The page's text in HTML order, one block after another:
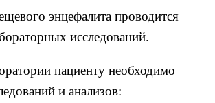
энцефалита проводится
исследований.
пациенту необходимо
и анализов: